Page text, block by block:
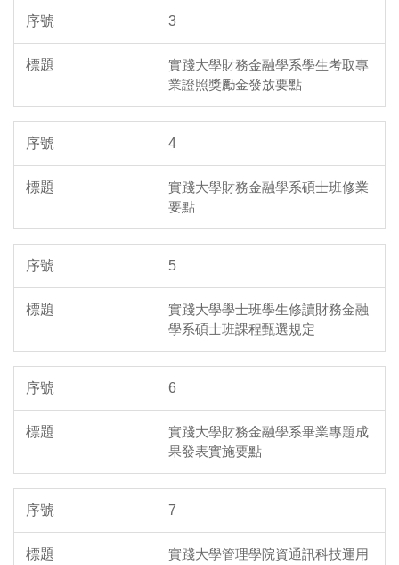
3
實踐大學財務金融學系學生考取專
業證照獎勵金發放要點
4
實踐大學財務金融學系碩士班修業
要點
5
實踐大學學士班學生修讀財務金融
學系碩士班課程甄選規定
6
實踐大學財務金融學系畢業專題成
果發表實施要點
7
實踐大學管理學院資通訊科技運用